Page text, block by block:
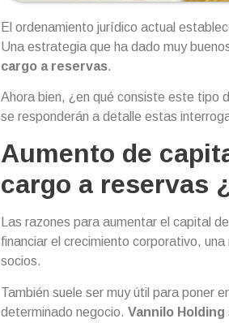
El ordenamiento jurídico actual
Una estrategia que ha dado muy
cargo a reservas.
Ahora bien, ¿en qué consiste este tipo
se responderán a detalle estas
Aumento de
cargo a reservas
Las razones para aumentar el capital
financiar el crecimiento corporativo,
socios.
También suele ser muy útil para poner
determinado negocio. Vannilo Holding